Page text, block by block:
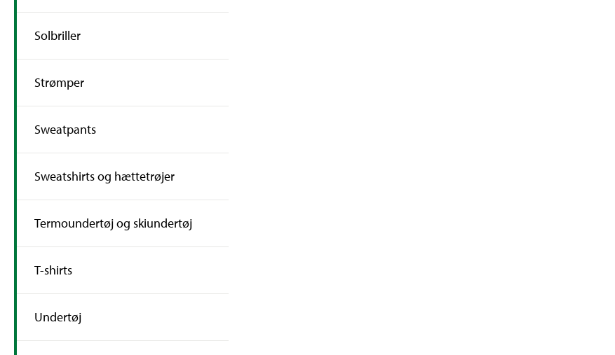
Solbriller
Strømper
Sweatpants
Sweatshirts og hættetrøjer
Termoundertøj og skiundertøj
T-shirts
Undertøj